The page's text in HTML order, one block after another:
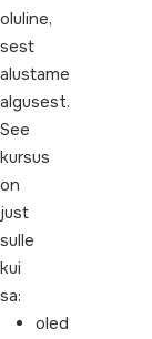
oluline,
sest
alustame
algusest.
See
kursus
on
just
sulle
kui
sa:
oled